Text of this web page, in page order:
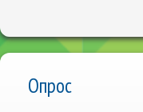
Опрос